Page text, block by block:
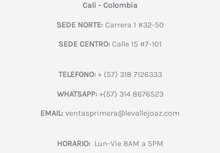
Cali - Colombia
SEDE NORTE:Carrera 1 #32-50
SEDE CENTRO: Calle 15 #7-101
TELEFONO:+ (57) 318 7126333
WHATSAPP:+(57) 314 8676523
EMAIL: ventasprimera@levallejoaz.com
HORARIO:Lun-Vie 8AM a 5PM